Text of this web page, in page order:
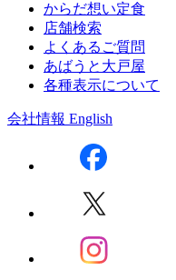
からだ想い定食
店舗検索
よくあるご質問
あばうと大戸屋
各種表示について
会社情報 English